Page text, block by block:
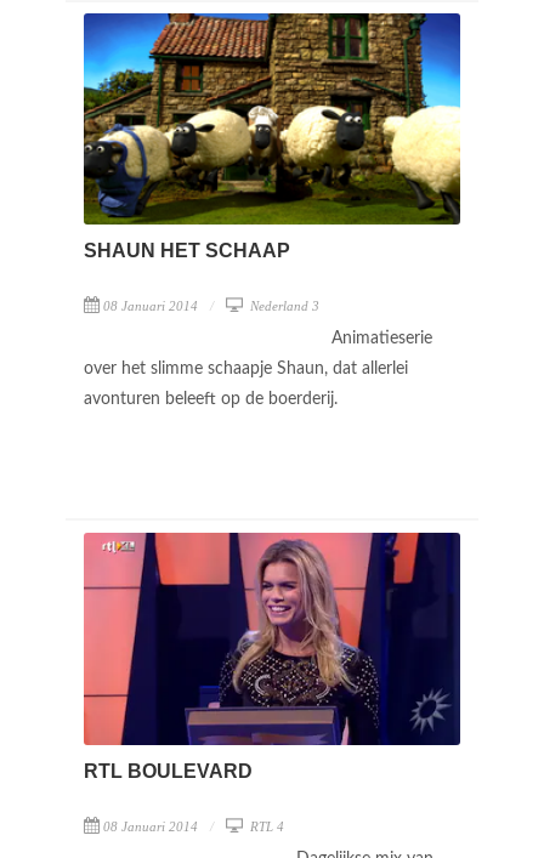
SHAUN HET SCHAAP
08 Januari 2014 Nederland 3
Animatieserie
over het slimme schaapje Shaun, dat allerlei
avonturen beleeft op de boerderij.
RTL BOULEVARD
08 Januari 2014 RTL 4